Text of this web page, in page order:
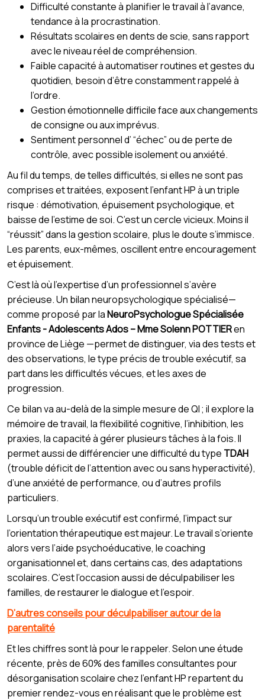
Difficulté constante à planifier le travail à l’avance,
tendance à la procrastination.
Résultats scolaires en dents de scie, sans rapport
avec le niveau réel de compréhension.
Faible capacité à automatiser routines et gestes du
quotidien, besoin d’être constamment rappelé à
l’ordre.
Gestion émotionnelle difficile face aux changements
de consigne ou aux imprévus.
Sentiment personnel d’ “échec” ou de perte de
contrôle, avec possible isolement ou anxiété.
Au fil du temps, de telles difficultés, si elles ne sont pas
comprises et traitées, exposent l’enfant HP à un triple
risque : démotivation, épuisement psychologique, et
baisse de l’estime de soi. C’est un cercle vicieux. Moins il
“réussit” dans la gestion scolaire, plus le doute s’immisce.
Les parents, eux-mêmes, oscillent entre encouragement
et épuisement.
C’est là où l’expertise d’un professionnel s’avère
précieuse. Un bilan neuropsychologique spécialisé—
comme proposé par laNeuroPsychologue Spécialisée
Enfants - Adolescents Ados – Mme Solenn POTTIERen
province de Liège —permet de distinguer, via des tests et
des observations, le type précis de trouble exécutif, sa
part dans les difficultés vécues, et les axes de
progression.
Ce bilan va au-delà de la simple mesure de QI ; il explore la
mémoire de travail, la flexibilité cognitive, l’inhibition, les
praxies, la capacité à gérer plusieurs tâches à la fois. Il
permet aussi de différencier une difficulté du type TDAH
(trouble déficit de l’attention avec ou sans hyperactivité),
d’une anxiété de performance, ou d’autres profils
particuliers.
Lorsqu’un trouble exécutif est confirmé, l’impact sur
l’orientation thérapeutique est majeur. Le travail s’oriente
alors vers l’aide psychoéducative, le coaching
organisationnel et, dans certains cas, des adaptations
scolaires. C’est l’occasion aussi de déculpabiliser les
familles, de restaurer le dialogue et l’espoir.
D’autres conseils pour déculpabiliser autour de la
parentalité
Et les chiffres sont là pour le rappeler. Selon une étude
récente, près de 60% des familles consultantes pour
désorganisation scolaire chez l’enfant HP repartent du
premier rendez-vous en réalisant que le problème est